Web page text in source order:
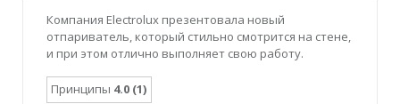
Компания Electrolux презентовала новый
отпариватель, который стильно смотрится на стене,
и при этом отлично выполняет свою работу.
Принципы 4.0 (1)